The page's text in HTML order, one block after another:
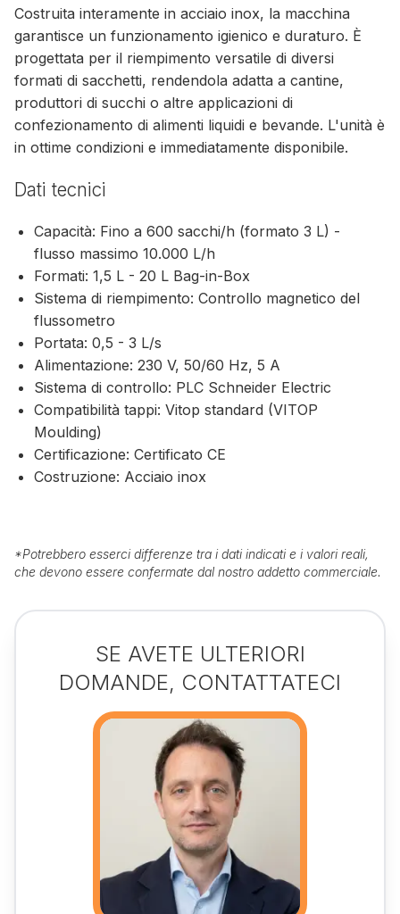
Costruita interamente in acciaio inox, la macchina
garantisce un funzionamento igienico e duraturo. È
progettata per il riempimento versatile di diversi
formati di sacchetti, rendendola adatta a cantine,
produttori di succhi o altre applicazioni di
confezionamento di alimenti liquidi e bevande. L'unità è
in ottime condizioni e immediatamente disponibile.
Dati tecnici
Capacità: Fino a 600 sacchi/h (formato 3 L) -
flusso massimo 10.000 L/h
Formati: 1,5 L - 20 L Bag-in-Box
Sistema di riempimento: Controllo magnetico del
flussometro
Portata: 0,5 - 3 L/s
Alimentazione: 230 V, 50/60 Hz, 5 A
Sistema di controllo: PLC Schneider Electric
Compatibilità tappi: Vitop standard (VITOP
Moulding)
Certificazione: Certificato CE
Costruzione: Acciaio inox
*Potrebbero esserci differenze tra i dati indicati e i valori reali,
che devono essere confermate dal nostro addetto commerciale.
SE AVETE ULTERIORI
DOMANDE, CONTATTATECI